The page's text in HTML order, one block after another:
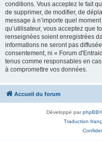
conditions. Vous acceptez le fait
de supprimer, de modifier, de
message à n’importe quel
qu’utilisateur, vous acceptez que
renseignées soient enregistrées
informations ne seront pas
consentement, ni « Forum
tenus comme responsables en
à compromettre vos données.
Accueil du forum
Développé parphpBB
Traduction